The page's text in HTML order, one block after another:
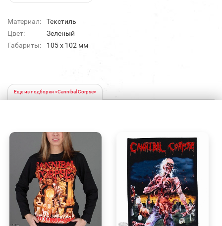
Материал:
Текстиль
Цвет:
Зеленый
Габариты:
105 x 102 мм
Еще из подборки «Cannibal Corpse»